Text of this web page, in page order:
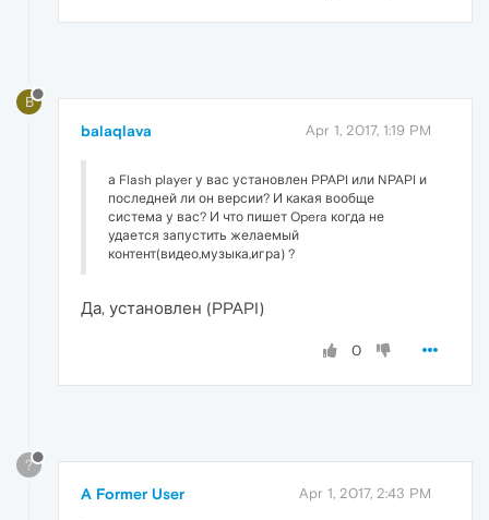
B
balaqlava Apr 1, 2017, 1:19 PM
а Flash player у вас установлен PPAPI или NPAPI и
последней ли он версии? И какая вообще
система у вас? И что пишет Opera когда не
удается запустить желаемый
контент(видео,музыка,игра) ?
Да, установлен (PPAPI)
0
?
A Former User Apr 1, 2017, 2:43 PM